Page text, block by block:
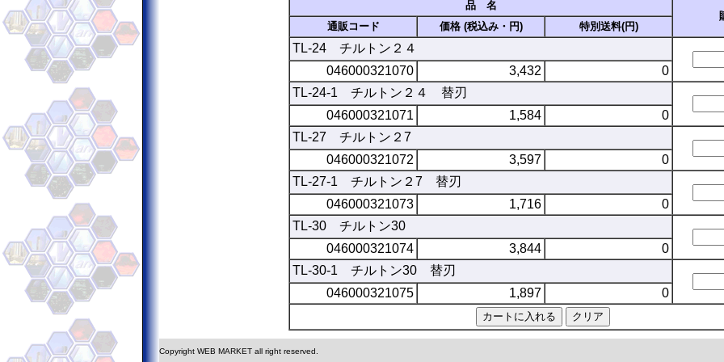
品 名
通販コード
価格 (税込み・円) 特別送料(円)
TL-24 チルトン２４
046000321070
3,432
0
TL-24-1 チルトン２４ 替刃
046000321071
1,584
0
TL-27 チルトン２7
046000321072
3,597
0
TL-27-1 チルトン２7 替刃
046000321073
1,716
0
TL-30 チルトン30
046000321074
3,844
0
TL-30-1 チルトン30 替刃
046000321075
1,897 0
Copyright WEB MARKET all right reserved.